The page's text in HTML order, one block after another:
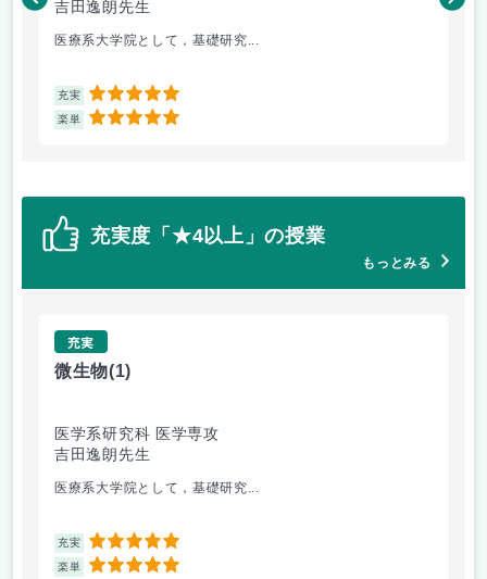
吉田逸朗先生
医療系大学院として，基礎研究...
充実 5
楽単 5
高
充実度「★4以上」の授業
もっとみる
充実
微生物(1)
医学系研究科 医学専攻
吉田逸朗先生
医療系大学院として，基礎研究...
充実 5
楽単 5